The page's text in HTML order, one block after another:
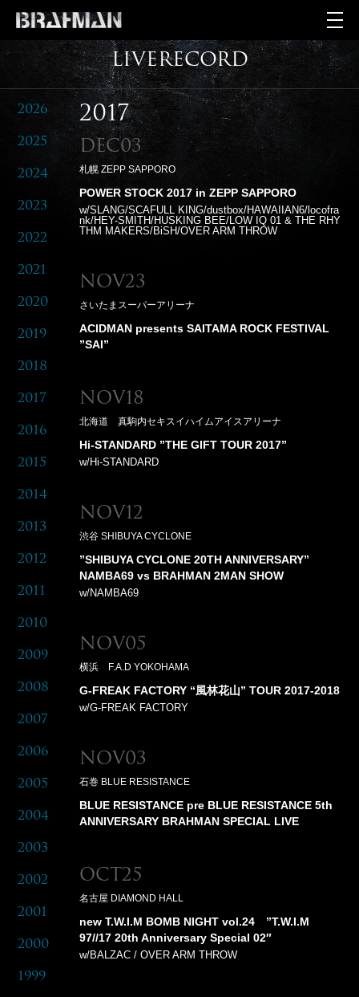
LIVERECORD
2026
2025
2024
2023
2022
2021
2020
2019
2018
2017
2016
2015
2014
2013
2012
2011
2010
2009
2008
2007
2006
2005
2004
2003
2002
2001
2000
1999
2017
Dec03
札幌 ZEPP SAPPORO
POWER STOCK 2017 in ZEPP SAPPORO
w/SLANG/SCAFULL KING/dustbox/HAWAIIAN6/locofra
nk/HEY-SMITH/HUSKING BEE/LOW IQ 01 & THE RHY
THM MAKERS/BiSH/OVER ARM THROW
Nov23
さいたまスーパーアリーナ
ACIDMAN presents SAITAMA ROCK FESTIVAL
”SAI”
Nov18
北海道 真駒内セキスイハイムアイスアリーナ
Hi-STANDARD ”THE GIFT TOUR 2017”
w/Hi-STANDARD
Nov12
渋谷 SHIBUYA CYCLONE
”SHIBUYA CYCLONE 20TH ANNIVERSARY”
NAMBA69 vs BRAHMAN 2MAN SHOW
w/NAMBA69
Nov05
横浜 F.A.D YOKOHAMA
G-FREAK FACTORY “風林花山” TOUR 2017-2018
w/G-FREAK FACTORY
Nov03
石巻 BLUE RESISTANCE
BLUE RESISTANCE pre BLUE RESISTANCE 5th
ANNIVERSARY BRAHMAN SPECIAL LIVE
Oct25
名古屋 DIAMOND HALL
new T.W.I.M BOMB NIGHT vol.24 ”T.W.I.M
97//17 20th Anniversary Special 02″
w/BALZAC / OVER ARM THROW